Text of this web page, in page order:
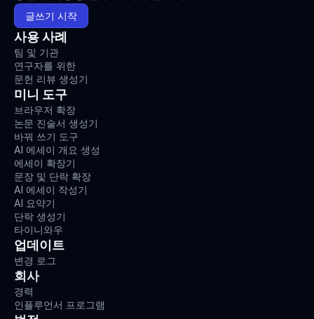
글쓰기 시작
사용 사례
팀 및 기관
연구자를 위한
문헌 리뷰 생성기
미니 도구
브라우저 확장
논문 진술서 생성기
바꿔 쓰기 도구
AI 에세이 개요 생성
에세이 확장기
문장 및 단락 확장
AI 에세이 작성기
AI 요약기
단락 생성기
타이니와우
업데이트
변경 로그
회사
경력
인플루언서 프로그램